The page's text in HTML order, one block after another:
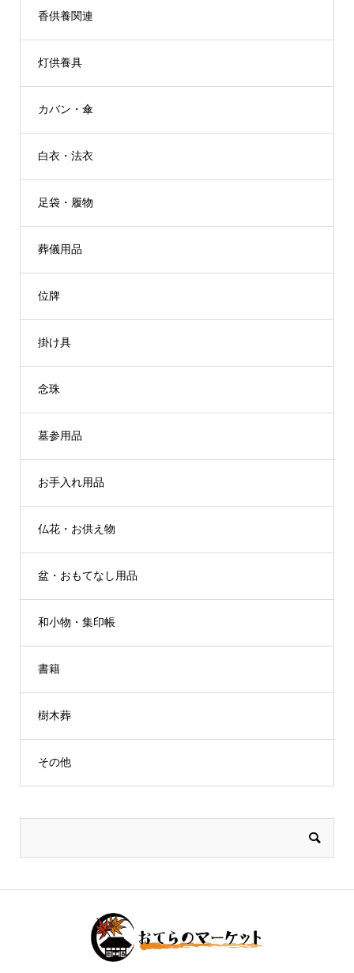
香供養関連
灯供養具
カバン・傘
白衣・法衣
足袋・履物
葬儀用品
位牌
掛け具
念珠
墓参用品
お手入れ用品
仏花・お供え物
盆・おもてなし用品
和小物・集印帳
書籍
樹木葬
その他